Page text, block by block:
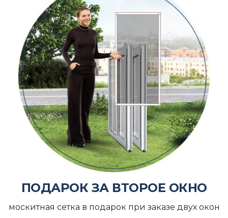
ПОДАРОК ЗА ВТОРОЕ ОКНО
москитная сетка в подарок при заказе двух окон